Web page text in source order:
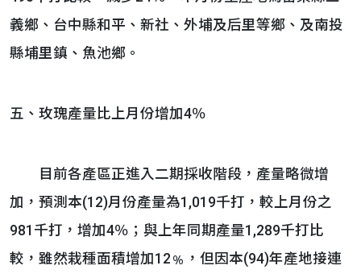
義鄉、台中縣和平、新社、外埔及后里等鄉、及南投
縣埔里鎮、魚池鄉。
五、玫瑰產量比上月份增加4％
目前各產區正進入二期採收階段，產量略微增
加，預測本(12)月份產量為1,019千打，較上月份之
981千打，增加4％；與上年同期產量1,289千打比
較，雖然栽種面積增加12﹪，但因本(94)年產地接連